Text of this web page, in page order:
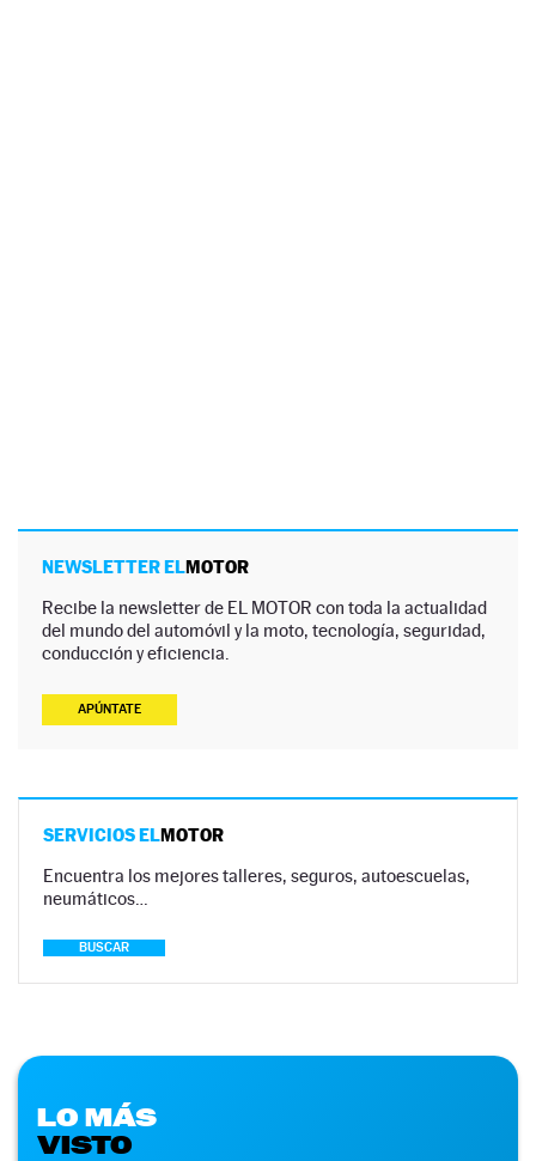
NEWSLETTER ELMOTOR
Recibe la newsletter de EL MOTOR con toda la actualidad
del mundo del automóvil y la moto, tecnología, seguridad,
conducción y eficiencia.
APÚNTATE
SERVICIOS ELMOTOR
Encuentra los mejores talleres, seguros, autoescuelas,
neumáticos…
BUSCAR
LO MÁS
VISTO